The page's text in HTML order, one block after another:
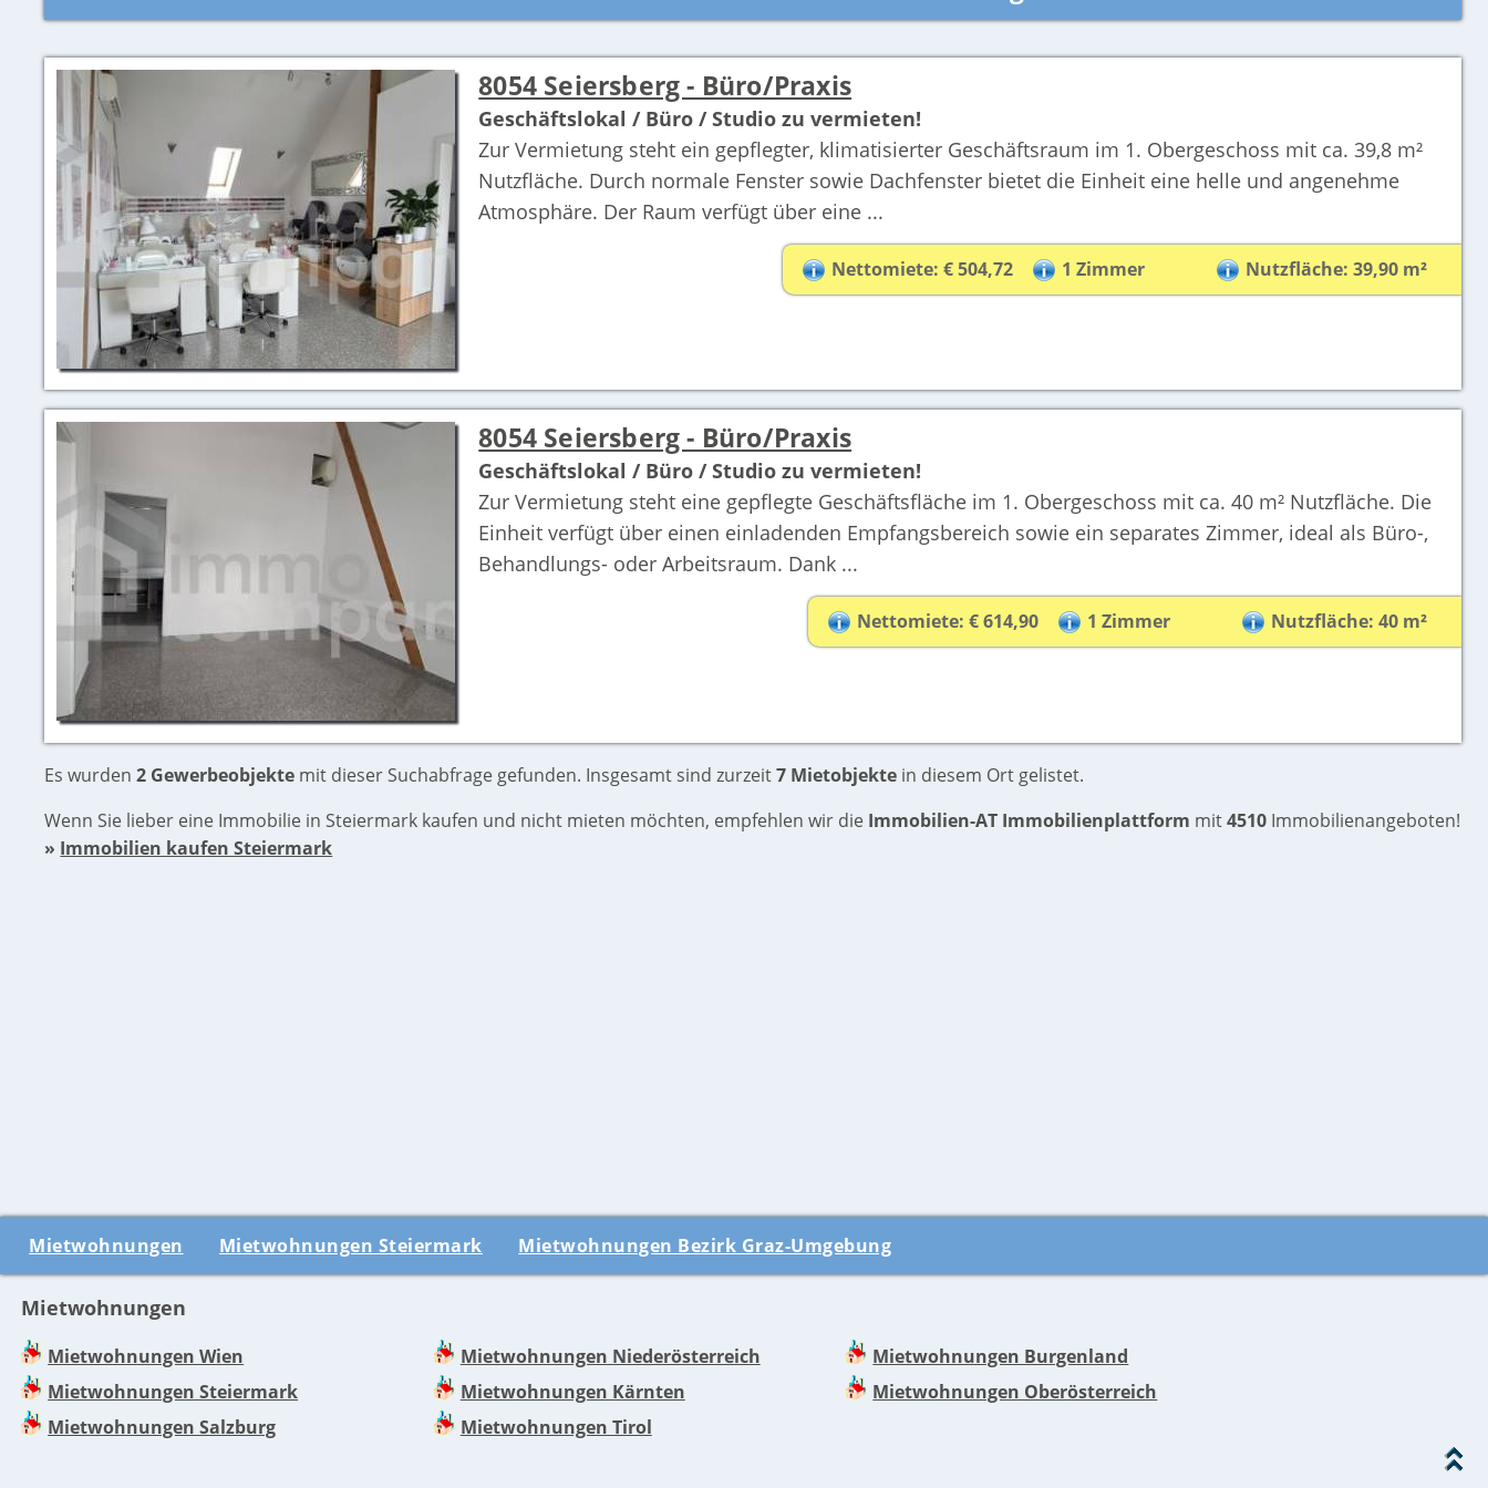
8054 Seiersberg - Büro/Praxis
Geschäftslokal / Büro / Studio zu vermieten!
Zur Vermietung steht ein gepflegter, klimatisierter Geschäftsraum im 1. Obergeschoss mit ca. 39,8 m²
Nutzfläche. Durch normale Fenster sowie Dachfenster bietet die Einheit eine helle und angenehme
Atmosphäre. Der Raum verfügt über eine ...
Nettomiete: € 504,72 1 Zimmer Nutzfläche: 39,90 m²
8054 Seiersberg - Büro/Praxis
Geschäftslokal / Büro / Studio zu vermieten!
Zur Vermietung steht eine gepflegte Geschäftsfläche im 1. Obergeschoss mit ca. 40 m² Nutzfläche. Die
Einheit verfügt über einen einladenden Empfangsbereich sowie ein separates Zimmer, ideal als Büro-,
Behandlungs- oder Arbeitsraum. Dank ...
Nettomiete: € 614,90 1 Zimmer Nutzfläche: 40 m²
Es wurden2 Gewerbeobjekte mit dieser Suchabfrage gefunden. Insgesamt sind zurzeit7 Mietobjekte in diesem Ort gelistet.
Wenn Sie lieber eine Immobilie in Steiermark kaufen und nicht mieten möchten, empfehlen wir die Immobilien-AT Immobilienplattform mit4510 Immobilienangeboten!
» Immobilien kaufen Steiermark
Mietwohnungen Mietwohnungen Steiermark Mietwohnungen Bezirk Graz-Umgebung
Mietwohnungen
Mietwohnungen Wien Mietwohnungen Niederösterreich
Mietwohnungen Burgenland
Mietwohnungen Steiermark
Mietwohnungen Kärnten
Mietwohnungen Oberösterreich
Mietwohnungen Salzburg
Mietwohnungen Tirol